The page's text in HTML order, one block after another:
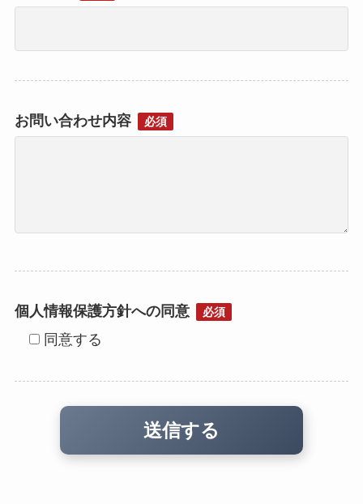
お問い合わせ内容 必須
個人情報保護方針への同意 必須
同意する